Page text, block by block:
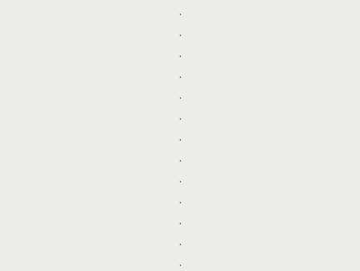
.
.
.
.
.
.
.
.
.
.
.
.
.